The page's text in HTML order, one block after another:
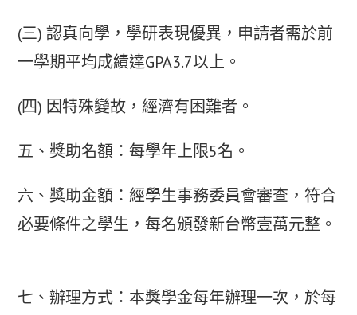
(三) 認真向學，學研表現優異，申請者需於前
一學期平均成績達GPA3.7以上。
(四) 因特殊變故，經濟有困難者。
五、獎助名額：每學年上限5名。
六、獎助金額：經學生事務委員會審查，符合
必要條件之學生，每名頒發新台幣壹萬元整。
七、辦理方式：本獎學金每年辦理一次，於每